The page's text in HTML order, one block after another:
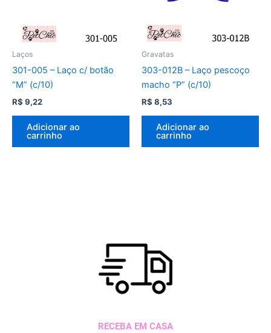
Laços
301-005 – Laço c/ botão
“M” (c/10)
R$ 9,22
Adicionar ao
carrinho
Gravatas
303-012B – Laço pescoço
macho “P” (c/10)
R$ 8,53
Adicionar ao
carrinho
RECEBA EM CASA